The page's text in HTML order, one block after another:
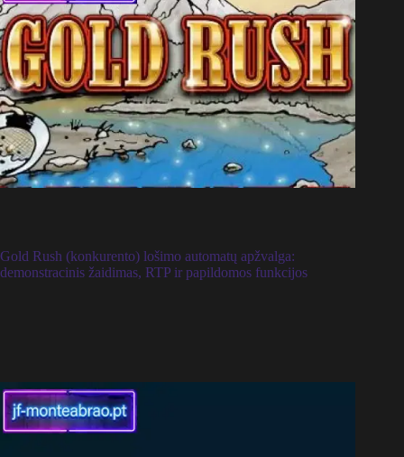
Gold Rush (konkurento) lošimo automatų apžvalga:
demonstracinis žaidimas, RTP ir papildomos funkcijos